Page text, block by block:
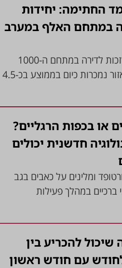
במעמד החתימה: יחידות
במתחם האלף במערב
3' דק קריאה נפתחה ההרשמה להשיג זכות לדירה במתחם ה-1000
היוקרתי במרחק הליכה מהים. דירות באזור נמכרות כיום בממוצע בכ-4.5
או בכפות הרגליים?
חדשנית יכולים
ומלינים על כאבים בגב
ברכיים במהלך פעילות
להכריע בין
החל מ-39 ש"ח לחודש עם חודש ראשון